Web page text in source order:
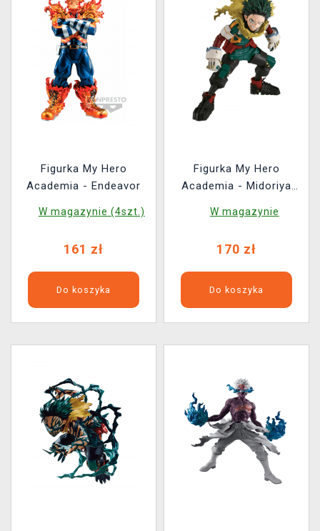
Figurka My Hero
Academia - Endeavor
W magazynie (4szt.)
161 zł
Do koszyka
Figurka My Hero
Academia - Midoriya
W magazynie
170 zł
Do koszyka